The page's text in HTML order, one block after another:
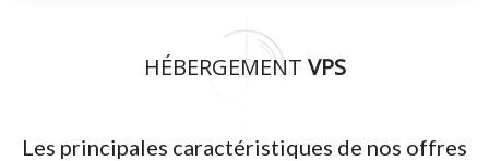
HÉBERGEMENT VPS
Les principales caractéristiques de nos offres